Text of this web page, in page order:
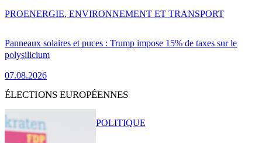
Panneaux solaires et puces : Trump impose 15% de taxes sur le
polysilicium
07.08.2026
PROENERGIE, ENVIRONNEMENT ET TRANSPORT
ÉLECTIONS EUROPÉENNES
POLITIQUE